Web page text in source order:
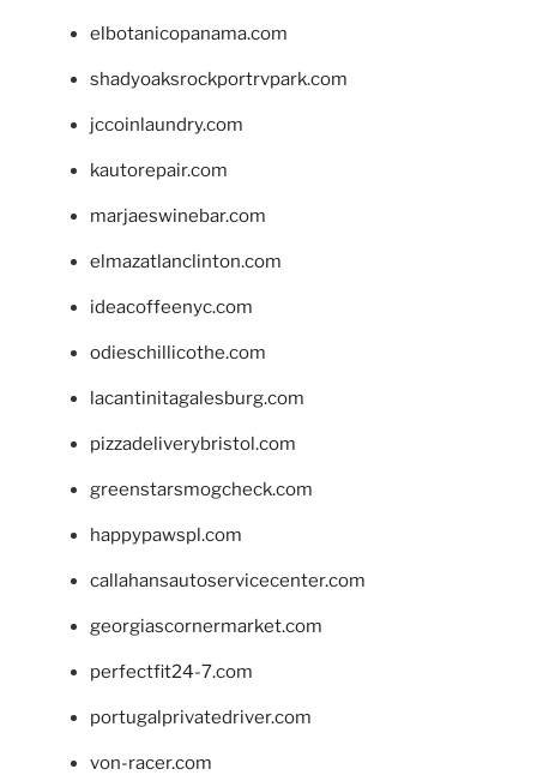
elbotanicopanama.com
shadyoaksrockportrvpark.com
jccoinlaundry.com
kautorepair.com
marjaeswinebar.com
elmazatlanclinton.com
ideacoffeenyc.com
odieschillicothe.com
lacantinitagalesburg.com
pizzadeliverybristol.com
greenstarsmogcheck.com
happypawspl.com
callahansautoservicecenter.com
georgiascornermarket.com
perfectfit24-7.com
portugalprivatedriver.com
von-racer.com